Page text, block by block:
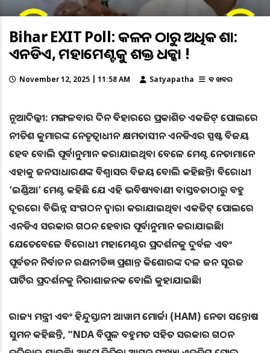
Bihar EXIT Poll: ଆକଳନ ଠାରୁ ଅଧିକ ଆଶା:
ଏନଡିଏ, ମହାମେଣ୍ଟକୁ ଶକ୍ତ ଧକ୍କା !
November 12, 2025 | 11:58 AM Satyapatha ବଡ ଖବର
ନୂଆଦିଲ୍ଲୀ: ମଙ୍ଗଳବାର ଦିନ ବିହାରରେ ପ୍ରକାଶିତ ଏକଜିଟ୍ ପୋଲରେ
ନୀତିଶ କୁମାରଙ୍କ ନେତୃତ୍ୱାଧୀନ କ୍ଷମତାସୀନ ଏନଡିଏର ସ୍ପଷ୍ଟ ବିଜୟ
ହେବ ବୋଲି ପୂର୍ବାନୁମାନ କରାଯାଇଥିବା ବେଳେ ମେଣ୍ଟ ନେତାମାନେ
ଏହାକୁ ଜନସାଧାରଣଙ୍କ ବିଶ୍ୱାସର ବିଜୟ ବୋଲି କହିଛନ୍ତି। ବିରୋଧୀ
‘ଇଣ୍ଡିଆ’ ମେଣ୍ଟ କହିଛି ଯେ ଏହି ଭବିଷ୍ୟବାଣୀ ବାସ୍ତବତାଠାରୁ ବହୁ
ଦୂରରେ। ବିଭିନ୍ନ ସଂଗଠନ ଦ୍ୱାରା କରାଯାଇଥିବା ଏକଜିଟ୍ ପୋଲରେ
ଏନଡିଏ ସରକାର ଗଠନ ହେବାର ପୂର୍ବାନୁମାନ କରାଯାଇଛି।
ଯେତେବେଳେ ବିରୋଧୀ ମହାମେଣ୍ଟର ପ୍ରଦର୍ଶନକୁ ଦୁର୍ବଳ ଏବଂ
ପୂର୍ବତନ ନିର୍ବାଚନ ରଣନୀତିଜ୍ଞ ପ୍ରଶାନ୍ତ କିଶୋରଙ୍କ ଦଳ ଜନ ସୂରଜ
ପାର୍ଟିର ପ୍ରଦର୍ଶନକୁ ନିରାଶାଜନକ ବୋଲି କୁହାଯାଇଛି।
ରାଜ୍ୟ ମନ୍ତ୍ରୀ ଏବଂ ହିନ୍ଦୁସ୍ତାନୀ ଆୱାମ ମୋର୍ଚ୍ଚା (HAM) ନେତା ସନ୍ତୋଷ
ସୁମନ କହିଛନ୍ତି, “NDA ବିପୁଳ ବହୁମତ ସହିତ ସରକାର ଗଠନ